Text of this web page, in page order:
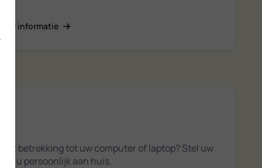
informatie
met betrekking tot uw computer of laptop? Stel uw
u persoonlijk aan huis.